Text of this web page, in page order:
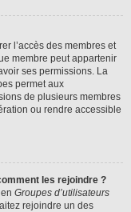
l’accès des membres et
membre peut appartenir
ses permissions. La
permet aux
de plusieurs membres
ou rendre accessible
les rejoindre ?
Groupes d’utilisateurs
rejoindre un des